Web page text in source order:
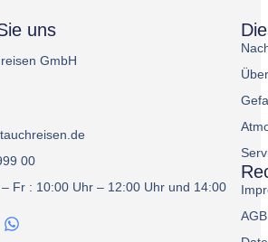
uns
GmbH
00
Fr : 10:00 Uhr – 12:00 Uhr und 14:00
AGB